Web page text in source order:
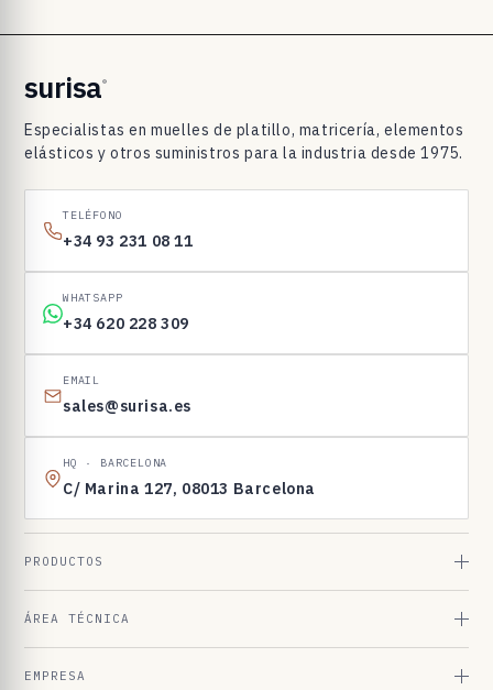
0
9
3
/
D
6
3
surisa®
Especialistas en muelles de platillo, matricería, elementos
elásticos y otros suministros para la industria desde 1975.
TELÉFONO
+34 93 231 08 11
WHATSAPP
+34 620 228 309
EMAIL
sales@surisa.es
HQ · BARCELONA
C/ Marina 127, 08013 Barcelona
PRODUCTOS
ÁREA TÉCNICA
EMPRESA